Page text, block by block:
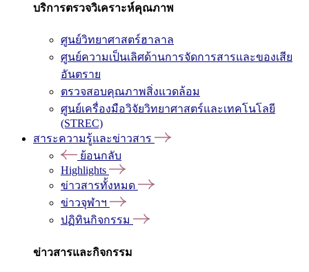
บริการตรวจวิเคราะห์คุณภาพ
ศูนย์วิทยาศาสตร์ฮาลาล
ศูนย์ความเป็นเลิศด้านการจัดการสารและของเสีย
อันตราย
ตรวจสอบคุณภาพสิ่งแวดล้อม
ศูนย์เครื่องมือวิจัยวิทยาศาสตร์และเทคโนโลยี
(STREC)
สาระความรู้และข่าวสาร
ย้อนกลับ
Highlights
ข่าวสารทั้งหมด
ข่าวจุฬาฯ
ปฏิทินกิจกรรม
ข่าวสารและกิจกรรม